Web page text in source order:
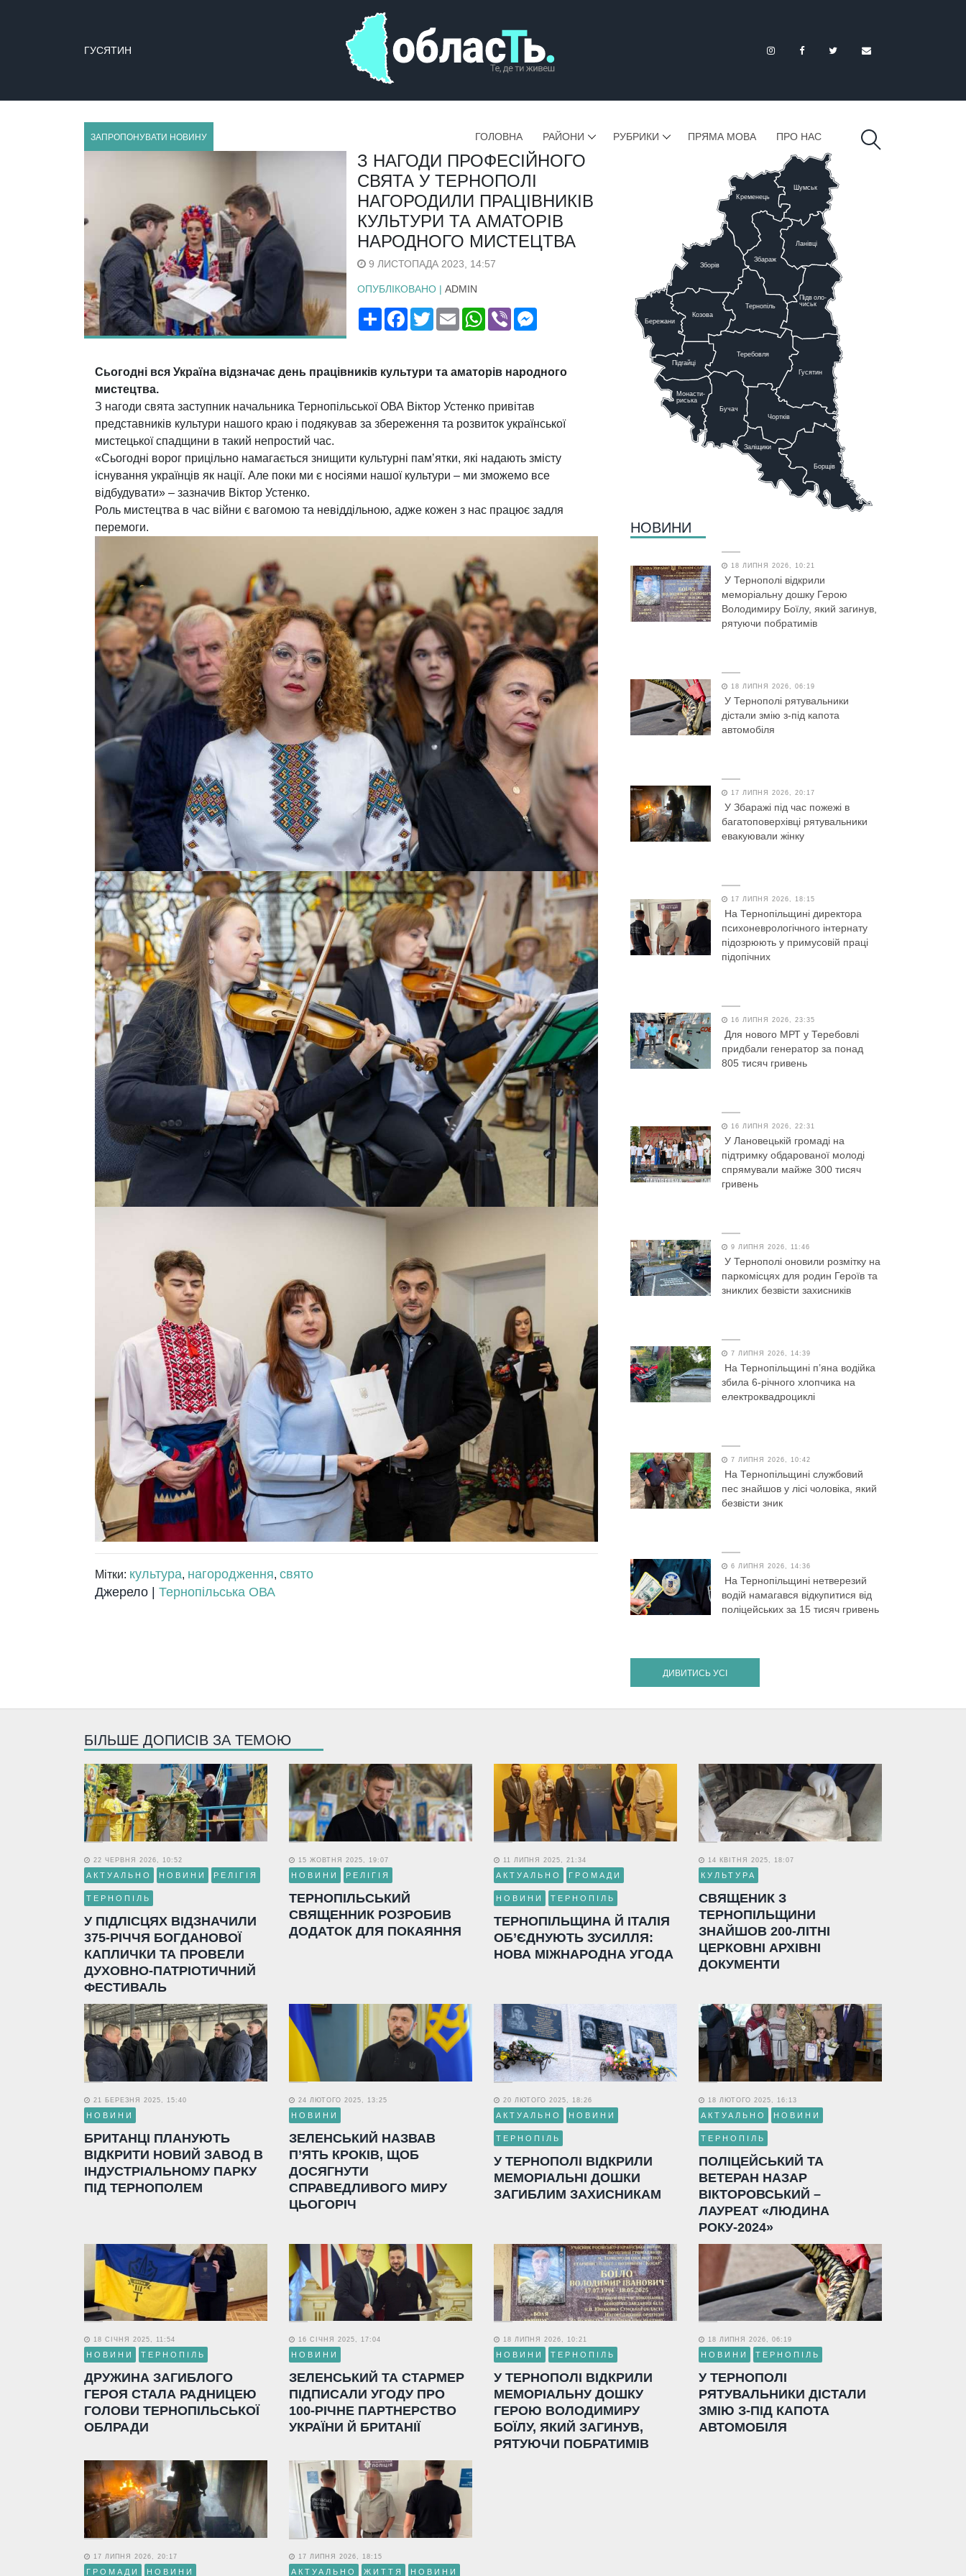
ГУСЯТИН
ЗАПРОПОНУВАТИ НОВИНУ ГОЛОВНА РАЙОНИ РУБРИКИ ПРЯМА МОВА ПРО НАС
З НАГОДИ ПРОФЕСІЙНОГО
СВЯТА У ТЕРНОПОЛІ
НАГОРОДИЛИ ПРАЦІВНИКІВ
КУЛЬТУРИ ТА АМАТОРІВ
НАРОДНОГО МИСТЕЦТВА
9 ЛИСТОПАДА 2023, 14:57
ОПУБЛІКОВАНО | ADMIN
ПоширитиFacebook
TwitterEmail WhatsApp
Viber
Сьогодні вся Україна відзначає день працівників культури та аматорів народного
мистецтва.
З нагоди свята заступник начальника Тернопільської ОВА Віктор Устенко привітав
представників культури нашого краю і подякував за збереження та розвиток української
мистецької спадщини в такий непростий час.
«Сьогодні ворог прицільно намагається знищити культурні памʼятки, які надають змісту
існування українців як нації. Але поки ми є носіями нашої культури – ми зможемо все
відбудувати» – зазначив Віктор Устенко.
Роль мистецтва в час війни є вагомою та невіддільною, адже кожен з нас працює задля
перемоги.
Мітки: культура, нагородження, свято
Джерело | Тернопільська ОВА
Тернопіль
Теребовля
Бучач
Заліщики
Борщів
Чортків
Гусятин
Підволо-
чиськ
Ланівці
Збараж
Шумськ
Кременець
Козова
Бережани
Підгайці
Зборів
Монасти-
риська
НОВИНИ
18 ЛИПНЯ 2026, 10:21
У Тернополі відкрили
меморіальну дошку Герою
Володимиру Боїлу, який загинув,
рятуючи побратимів
18 ЛИПНЯ 2026, 06:19
У Тернополі рятувальники
дістали змію з-під капота
автомобіля
17 ЛИПНЯ 2026, 20:17
У Збаражі під час пожежі в
багатоповерхівці рятувальники
евакуювали жінку
17 ЛИПНЯ 2026, 18:15
На Тернопільщині директора
психоневрологічного інтернату
підозрюють у примусовій праці
підопічних
16 ЛИПНЯ 2026, 23:35
Для нового МРТ у Теребовлі
придбали генератор за понад
805 тисяч гривень
16 ЛИПНЯ 2026, 22:31
У Лановецькій громаді на
підтримку обдарованої молоді
спрямували майже 300 тисяч
гривень
9 ЛИПНЯ 2026, 11:46
У Тернополі оновили розмітку на
паркомісцях для родин Героїв та
зниклих безвісти захисників
7 ЛИПНЯ 2026, 14:39
На Тернопільщині п’яна водійка
збила 6-річного хлопчика на
електроквадроциклі
7 ЛИПНЯ 2026, 10:42
На Тернопільщині службовий
пес знайшов у лісі чоловіка, який
безвісти зник
6 ЛИПНЯ 2026, 14:36
На Тернопільщині нетверезий
водій намагався відкупитися від
поліцейських за 15 тисяч гривень
ДИВИТИСЬ УСІ
БІЛЬШЕ ДОПИСІВ ЗА ТЕМОЮ
22 ЧЕРВНЯ 2026, 10:52
АКТУАЛЬНО НОВИНИ РЕЛІГІЯ
ТЕРНОПІЛЬ
У ПІДЛІСЦЯХ ВІДЗНАЧИЛИ
375-РІЧЧЯ БОГДАНОВОЇ
КАПЛИЧКИ ТА ПРОВЕЛИ
ДУХОВНО-ПАТРІОТИЧНИЙ
ФЕСТИВАЛЬ
15 ЖОВТНЯ 2025, 19:07
НОВИНИ РЕЛІГІЯ
ТЕРНОПІЛЬСЬКИЙ
СВЯЩЕННИК РОЗРОБИВ
ДОДАТОК ДЛЯ ПОКАЯННЯ
11 ЛИПНЯ 2025, 21:34
АКТУАЛЬНО ГРОМАДИ
НОВИНИ ТЕРНОПІЛЬ
ТЕРНОПІЛЬЩИНА Й ІТАЛІЯ
ОБ’ЄДНУЮТЬ ЗУСИЛЛЯ:
НОВА МІЖНАРОДНА УГОДА
14 КВІТНЯ 2025, 18:07
КУЛЬТУРА
СВЯЩЕНИК З
ТЕРНОПІЛЬЩИНИ
ЗНАЙШОВ 200-ЛІТНІ
ЦЕРКОВНІ АРХІВНІ
ДОКУМЕНТИ
21 БЕРЕЗНЯ 2025, 15:40
НОВИНИ
БРИТАНЦІ ПЛАНУЮТЬ
ВІДКРИТИ НОВИЙ ЗАВОД В
ІНДУСТРІАЛЬНОМУ ПАРКУ
ПІД ТЕРНОПОЛЕМ
24 ЛЮТОГО 2025, 13:25
НОВИНИ
ЗЕЛЕНСЬКИЙ НАЗВАВ
П’ЯТЬ КРОКІВ, ЩОБ
ДОСЯГНУТИ
СПРАВЕДЛИВОГО МИРУ
ЦЬОГОРІЧ
20 ЛЮТОГО 2025, 18:26
АКТУАЛЬНО НОВИНИ
ТЕРНОПІЛЬ
У ТЕРНОПОЛІ ВІДКРИЛИ
МЕМОРІАЛЬНІ ДОШКИ
ЗАГИБЛИМ ЗАХИСНИКАМ
18 ЛЮТОГО 2025, 16:13
АКТУАЛЬНО НОВИНИ
ТЕРНОПІЛЬ
ПОЛІЦЕЙСЬКИЙ ТА
ВЕТЕРАН НАЗАР
ВІКТОРОВСЬКИЙ –
ЛАУРЕАТ «ЛЮДИНА
РОКУ-2024»
18 СІЧНЯ 2025, 11:54
НОВИНИ ТЕРНОПІЛЬ
ДРУЖИНА ЗАГИБЛОГО
ГЕРОЯ СТАЛА РАДНИЦЕЮ
ГОЛОВИ ТЕРНОПІЛЬСЬКОЇ
ОБЛРАДИ
16 СІЧНЯ 2025, 17:04
НОВИНИ
ЗЕЛЕНСЬКИЙ ТА СТАРМЕР
ПІДПИСАЛИ УГОДУ ПРО
100-РІЧНЕ ПАРТНЕРСТВО
УКРАЇНИ Й БРИТАНІЇ
18 ЛИПНЯ 2026, 10:21
НОВИНИ ТЕРНОПІЛЬ
У ТЕРНОПОЛІ ВІДКРИЛИ
МЕМОРІАЛЬНУ ДОШКУ
ГЕРОЮ ВОЛОДИМИРУ
БОЇЛУ, ЯКИЙ ЗАГИНУВ,
РЯТУЮЧИ ПОБРАТИМІВ
18 ЛИПНЯ 2026, 06:19
НОВИНИ ТЕРНОПІЛЬ
У ТЕРНОПОЛІ
РЯТУВАЛЬНИКИ ДІСТАЛИ
ЗМІЮ З-ПІД КАПОТА
АВТОМОБІЛЯ
17 ЛИПНЯ 2026, 20:17
ГРОМАДИ НОВИНИ
17 ЛИПНЯ 2026, 18:15
АКТУАЛЬНО ЖИТТЯ НОВИНИ